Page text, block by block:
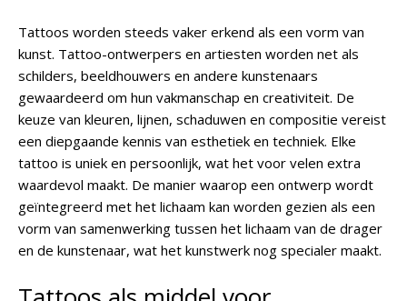
Tattoos worden steeds vaker erkend als een vorm van
kunst. Tattoo-ontwerpers en artiesten worden net als
schilders, beeldhouwers en andere kunstenaars
gewaardeerd om hun vakmanschap en creativiteit. De
keuze van kleuren, lijnen, schaduwen en compositie vereist
een diepgaande kennis van esthetiek en techniek. Elke
tattoo is uniek en persoonlijk, wat het voor velen extra
waardevol maakt. De manier waarop een ontwerp wordt
geïntegreerd met het lichaam kan worden gezien als een
vorm van samenwerking tussen het lichaam van de drager
en de kunstenaar, wat het kunstwerk nog specialer maakt.